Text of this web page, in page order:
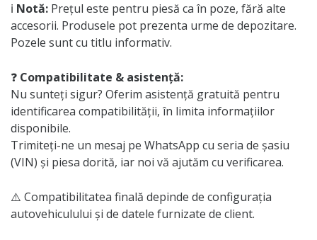
ℹ️ Notă: Prețul este pentru piesă ca în poze, fără alte
accesorii. Produsele pot prezenta urme de depozitare.
Pozele sunt cu titlu informativ.
❓ Compatibilitate & asistență:
Nu sunteți sigur? Oferim asistență gratuită pentru
identificarea compatibilității, în limita informațiilor
disponibile.
Trimiteți-ne un mesaj pe WhatsApp cu seria de șasiu
(VIN) și piesa dorită, iar noi vă ajutăm cu verificarea.
⚠️ Compatibilitatea finală depinde de configurația
autovehiculului și de datele furnizate de client.